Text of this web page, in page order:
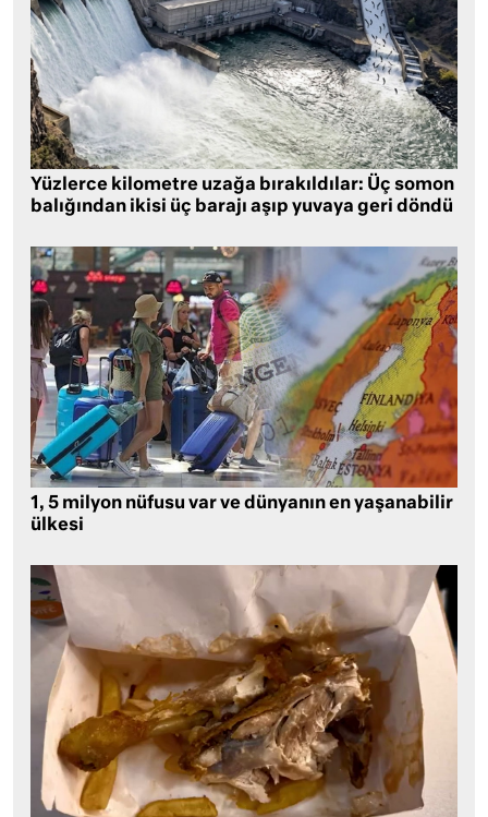
Yüzlerce kilometre uzağa bırakıldılar: Üç somon
balığından ikisi üç barajı aşıp yuvaya geri döndü
1, 5 milyon nüfusu var ve dünyanın en yaşanabilir
ülkesi